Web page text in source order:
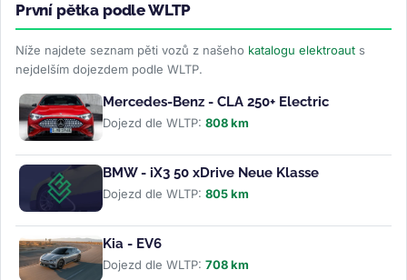
První pětka podle WLTP
Níže najdete seznam pěti vozů z našeho katalogu elektroaut s
nejdelším dojezdem podle WLTP.
Mercedes-Benz - CLA 250+ Electric
Dojezd dle WLTP: 808 km
BMW - iX3 50 xDrive Neue Klasse
Dojezd dle WLTP: 805 km
Kia - EV6
Dojezd dle WLTP: 708 km